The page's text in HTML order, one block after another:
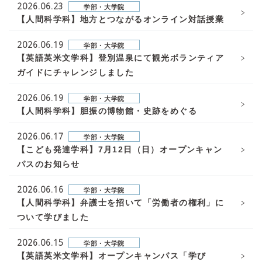
2026.06.23 学部・大学院
【人間科学科】地方とつながるオンライン対話授業
2026.06.19 学部・大学院
【英語英米文学科】登別温泉にて観光ボランティア
ガイドにチャレンジしました
2026.06.19 学部・大学院
【人間科学科】胆振の博物館・史跡をめぐる
2026.06.17 学部・大学院
【こども発達学科】7月12日（日）オープンキャン
パスのお知らせ
2026.06.16 学部・大学院
【人間科学科】弁護士を招いて「労働者の権利」に
ついて学びました
2026.06.15 学部・大学院
【英語英米文学科】オープンキャンパス「学び